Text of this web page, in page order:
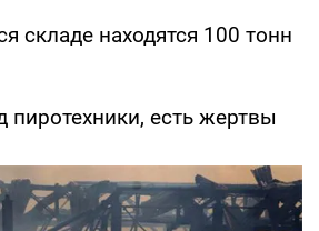
складе находятся 100 тонн
пиротехники, есть жертвы